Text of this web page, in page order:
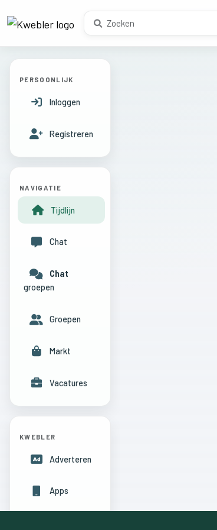
PERSOONLIJK
Inloggen
Registreren
NAVIGATIE
Tijdlijn
Chat
Chat
groepen
Groepen
Markt
Vacatures
KWEBLER
Adverteren
Apps